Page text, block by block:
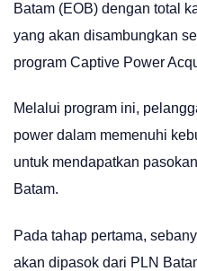
Batam (EOB) dengan total
yang akan disambungkan
program Captive Power
Melalui program ini,
power dalam memenuhi
untuk mendapatkan
Batam.
Pada tahap pertama,
akan dipasok dari PLN